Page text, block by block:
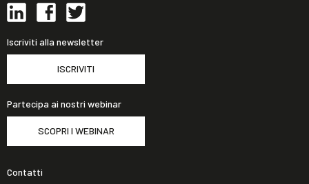
Iscriviti alla newsletter
ISCRIVITI
Partecipa ai nostri webinar
SCOPRI I WEBINAR
Contatti